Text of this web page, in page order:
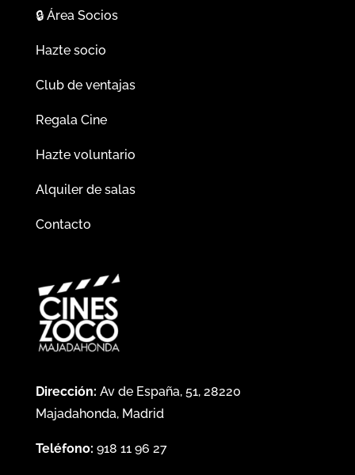
🔒Área Socios
Hazte socio
Club de ventajas
Regala Cine
Hazte voluntario
Alquiler de salas
Contacto
Dirección: Av de España, 51, 28220
Majadahonda, Madrid
Teléfono: 918 11 96 27